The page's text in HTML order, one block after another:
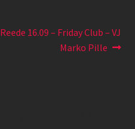
Järgmine
Reede 16.09 – Friday Club – VJ
Marko Pille